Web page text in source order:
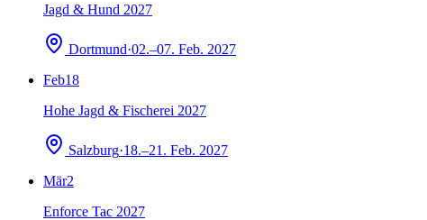
Jagd & Hund 2027
Dortmund·02.–07. Feb. 2027
Feb18
Hohe Jagd & Fischerei 2027
Salzburg·18.–21. Feb. 2027
Mär2
Enforce Tac 2027